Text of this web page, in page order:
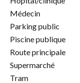
Médecin
Parking public
Piscine publique
Route principale
Supermarché
Tram